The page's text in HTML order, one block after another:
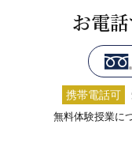
お電
携帯電話可
無料体験授業に